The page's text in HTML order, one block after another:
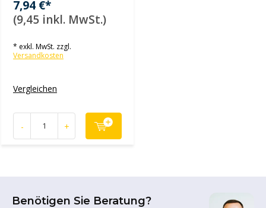
7,94 €*
(9,45 inkl. MwSt.)
* exkl. MwSt. zzgl.
Versandkosten
Vergleichen
- +
Benötigen Sie Beratung?